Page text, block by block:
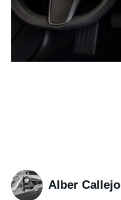
Alber Callejo